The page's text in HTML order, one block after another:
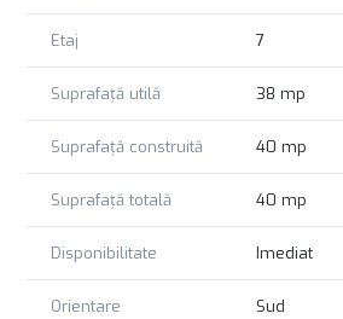
Etaj 7
Suprafață utilă 38 mp
Suprafață construită 40 mp
Suprafață totală 40 mp
Disponibilitate Imediat
Orientare Sud